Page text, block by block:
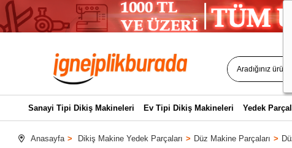
Sanayi Tipi Dikiş Makineleri Ev Tipi Dikiş Makineleri Yedek
Anasayfa Dikiş Makine Yedek Parçaları Düz Makine Parçaları